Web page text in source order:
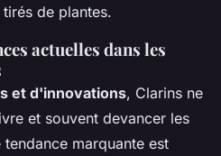
tirés de plantes.
actuelles dans les
et d'innovations, Clarins ne
et souvent devancer les
marquante est